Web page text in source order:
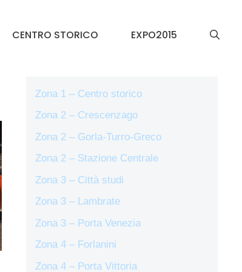
CENTRO STORICO EXPO2015
Zona 1 – Centro storico
Zona 2 – Crescenzago
Zona 2 – Gorla-Turro-Greco
Zona 2 – Stazione Centrale
Zona 3 – Città studi
Zona 3 – Lambrate
Zona 3 – Porta Venezia
Zona 4 – Forlanini
Zona 4 – Porta Vittoria